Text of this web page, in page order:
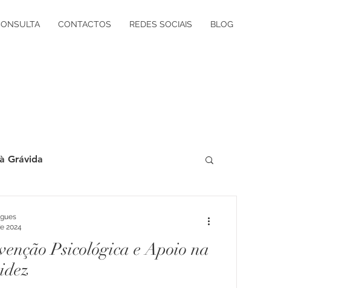
CONTACTOS REDES SOCIAIS BLOG
Grávida
Desenvolvimento Vocacional
Psicológica e Apoio na
2024